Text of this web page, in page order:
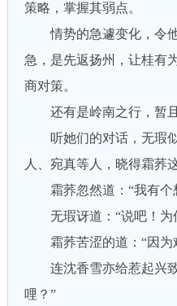
策略，掌握其弱点。
情势的急遽变化，令他
急，是先返扬州，让桂有
商对策。
还有是岭南之行，暂且
听她们的对话，无瑕似
人、宛真等人，晓得霜荞
霜荞忽然道：“我有个
无瑕讶道：“说吧！为
霜荞苦涩的道：“因为
连沈香雪亦给惹起兴致
哩？”